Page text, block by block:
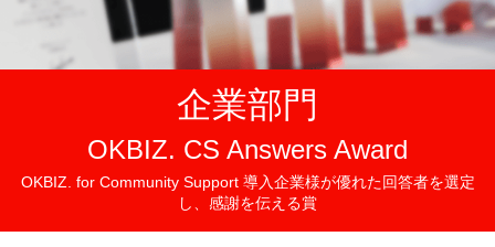
企業部門
OKBIZ. CS Answers Award
OKBIZ. for Community Support 導入企業様が優れた回答者を選定
し、感謝を伝える賞